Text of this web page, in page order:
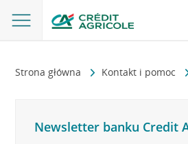
Strona główna Kontakt i pomoc
Newsletter banku Credit